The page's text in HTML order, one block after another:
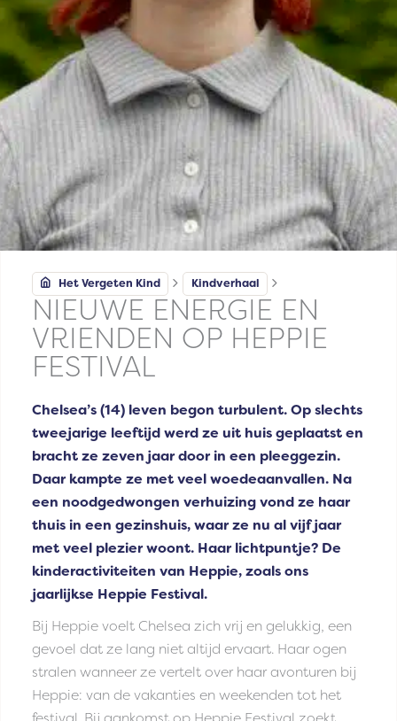
Het Vergeten Kind Kindverhaal
NIEUWE ENERGIE EN
VRIENDEN OP HEPPIE
FESTIVAL
Chelsea’s (14) leven begon turbulent. Op slechts
tweejarige leeftijd werd ze uit huis geplaatst en
bracht ze zeven jaar door in een pleeggezin.
Daar kampte ze met veel woedeaanvallen. Na
een noodgedwongen verhuizing vond ze haar
thuis in een gezinshuis, waar ze nu al vijf jaar
met veel plezier woont. Haar lichtpuntje? De
kinderactiviteiten van Heppie, zoals ons
jaarlijkse Heppie Festival.
Bij Heppie voelt Chelsea zich vrij en gelukkig, een
gevoel dat ze lang niet altijd ervaart. Haar ogen
stralen wanneer ze vertelt over haar avonturen bij
Heppie: van de vakanties en weekenden tot het